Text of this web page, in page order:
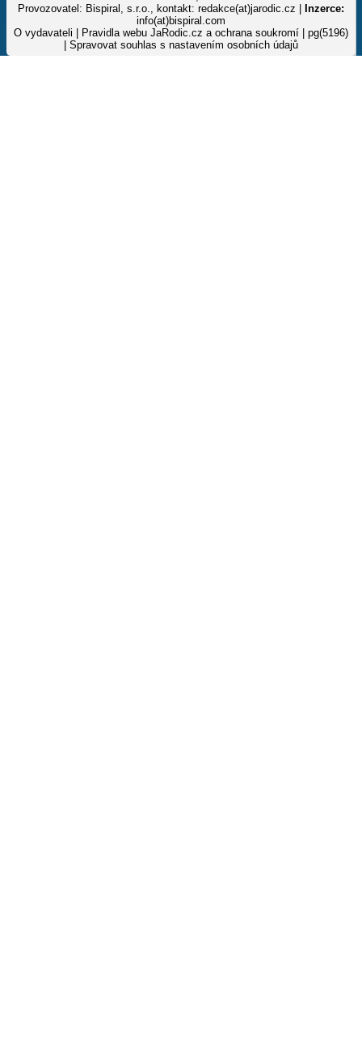
Provozovatel: Bispiral, s.r.o., kontakt: redakce(at)jarodic.cz |
Inzerce:
info(at)bispiral.com
O vydavateli
Pravidla webu JaRodic.cz a ochrana soukromí | pg(5196)
Spravovat souhlas s nastavením osobních údajů